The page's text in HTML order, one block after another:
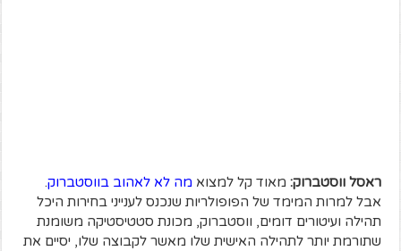
ראסל ווסטברוק: מאוד קל למצוא מה לא לאהוב בווסטברוק.
אבל למרות המימד של הפופולריות שנכנס לענייני בחירות היכל
תהילה ועיטורים דומים, ווסטברוק, מכונת סטטיסטיקה משומנת
שתורמת יותר לתהילה האישית שלו מאשר לקבוצה שלו, יסיים את